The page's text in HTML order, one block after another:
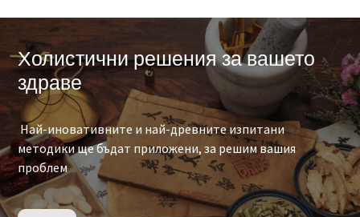
Холистични решения за вашето
здраве
Най-иновативните и най-древните изпитани
методики ще бъдат приложени, за решим вашия
проблем